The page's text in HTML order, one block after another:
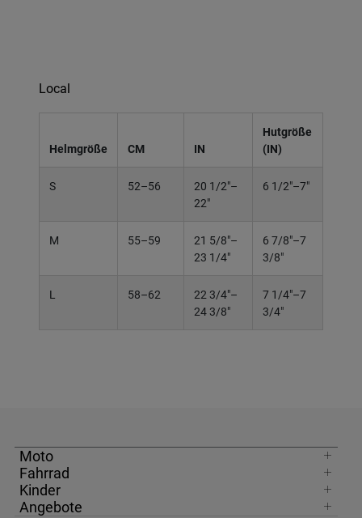
Local
Helmgröße CM IN
Hutgröße
(IN)
S 52–56
20 1/2"–
22"
6 1/2"–7"
M 55–59
21 5/8"–
23 1/4"
6 7/8"–7
3/8"
L 58–62
22 3/4"–
24 3/8"
7 1/4"–7
3/4"
Moto
Fahrrad
Kinder
Angebote